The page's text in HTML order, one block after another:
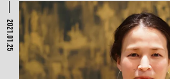
2021.01.25